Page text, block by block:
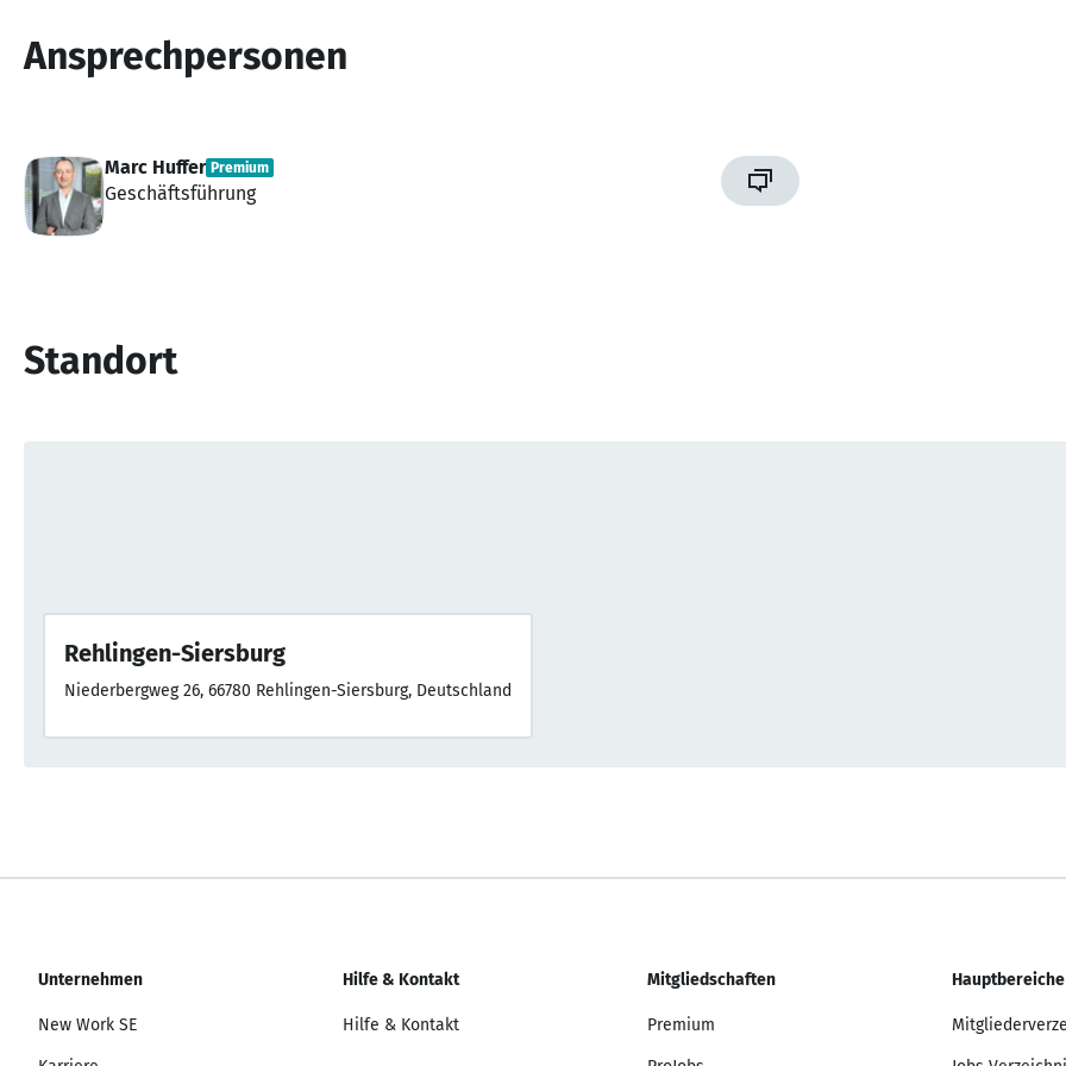
Ansprechpersonen
Marc Huffer Premium
Geschäftsführung
Standort
Rehlingen-Siersburg
Niederbergweg 26, 66780 Rehlingen-Siersburg, Deutschland
Unternehmen
New Work SE
Hilfe & Kontakt
Hilfe & Kontakt
Mitgliedschaften
Premium
Hauptbereiche